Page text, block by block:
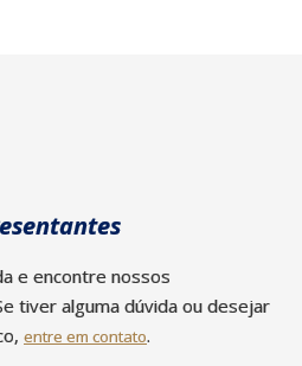
e encontre nossos
tiver alguma dúvida ou desejar
entre em contato.